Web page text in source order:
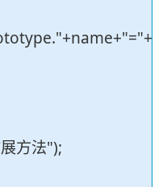
方法");